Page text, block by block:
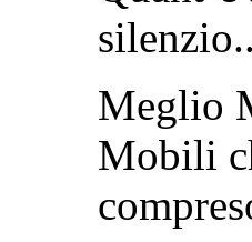
Meglio
Mobili